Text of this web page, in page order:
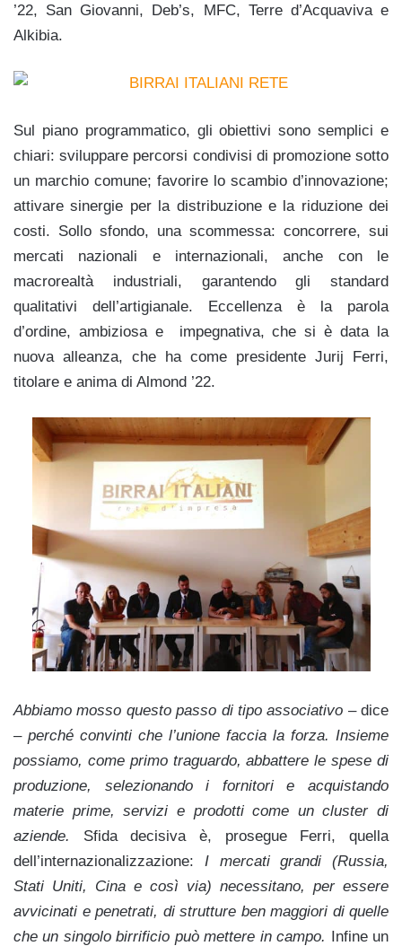
’22, San Giovanni, Deb’s, MFC, Terre d’Acquaviva e
Alkibia.
Sul piano programmatico, gli obiettivi sono semplici e
chiari: sviluppare percorsi condivisi di promozione sotto
un marchio comune; favorire lo scambio d’innovazione;
attivare sinergie per la distribuzione e la riduzione dei
costi. Sollo sfondo, una scommessa: concorrere, sui
mercati nazionali e internazionali, anche con le
macrorealtà industriali, garantendo gli standard
qualitativi dell’artigianale. Eccellenza è la parola
d’ordine, ambiziosa e impegnativa, che si è data la
nuova alleanza, che ha come presidente Jurij Ferri,
titolare e anima di Almond ’22.
Abbiamo mosso questo passo di tipo associativo – dice
– perché convinti che l’unione faccia la forza. Insieme
possiamo, come primo traguardo, abbattere le spese di
produzione, selezionando i fornitori e acquistando
materie prime, servizi e prodotti come un cluster di
aziende. Sfida decisiva è, prosegue Ferri, quella
dell’internazionalizzazione: I mercati grandi (Russia,
Stati Uniti, Cina e così via) necessitano, per essere
avvicinati e penetrati, di strutture ben maggiori di quelle
che un singolo birrificio può mettere in campo. Infine un